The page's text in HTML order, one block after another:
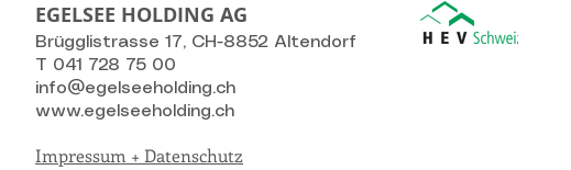
EGELSEE HOLDING AG
Brügglistrasse 17, CH-8852 Altendorf
T 041 728 75 00
info@egelseeholding.ch
www.egelseeholding.ch
Impressum + Datenschutz